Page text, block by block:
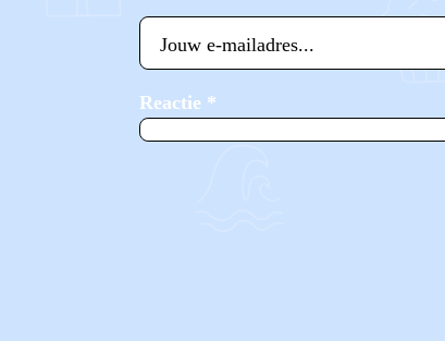
Reactie *